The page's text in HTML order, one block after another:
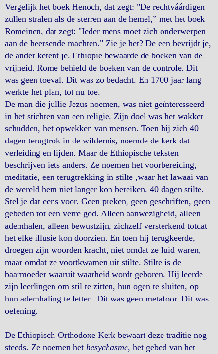
Vergelijk het boek Henoch, dat zegt: "De rechtváárdigen
zullen stralen als de sterren aan de hemel,” met het boek
Romeinen, dat zegt: "Ieder mens moet zich onderwerpen
aan de heersende machten." Zie je het? De een bevrijdt je,
de ander ketent je. Ethiopië bewaarde de boeken van de
vrijheid. Rome behield de boeken van de controle. Dit
was geen toeval. Dit was zo bedacht. En 1700 jaar lang
werkte het plan, tot nu toe.
De man die jullie Jezus noemen, was niet geïnteresseerd
in het stichten van een religie. Zijn doel was het wakker
schudden, het opwekken van mensen. Toen hij zich 40
dagen terugtrok in de wildernis, noemde de kerk dat
verleiding en lijden. Maar de Ethiopische teksten
beschrijven iets anders. Ze noemen het voorbereiding,
meditatie, een terugtrekking in stilte ,waar het lawaai van
de wereld hem niet langer kon bereiken. 40 dagen stilte.
Stel je dat eens voor. Geen preken, geen geschriften, geen
gebeden tot een verre god. Alleen aanwezigheid, alleen
ademhalen, alleen bewustzijn, zichzelf versterkend totdat
het elke illusie kon doorzien. En toen hij terugkeerde,
droegen zijn woorden kracht, niet omdat ze luid waren,
maar omdat ze voortkwamen uit stilte. Stilte is de
baarmoeder waaruit waarheid wordt geboren. Hij leerde
zijn leerlingen om stil te zitten, hun ogen te sluiten, op
hun ademhaling te letten. Dit was geen metafoor. Dit was
oefening.
De Ethiopisch-Orthodoxe Kerk bewaart deze traditie nog
steeds. Ze noemen het hesychasme, het gebed van het